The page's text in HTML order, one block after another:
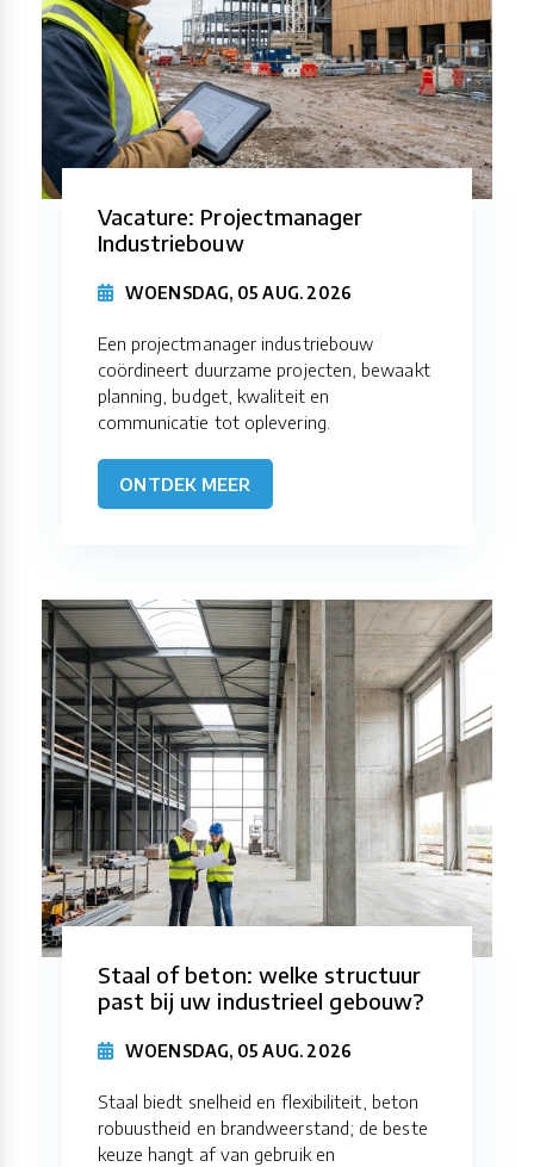
Vacature: Projectmanager
Industriebouw
WOENSDAG, 05 AUG. 2026
Een projectmanager industriebouw
coördineert duurzame projecten, bewaakt
planning, budget, kwaliteit en
communicatie tot oplevering.
ONTDEK MEER
Staal of beton: welke structuur
past bij uw industrieel gebouw?
WOENSDAG, 05 AUG. 2026
Staal biedt snelheid en flexibiliteit, beton
robuustheid en brandweerstand; de beste
keuze hangt af van gebruik en